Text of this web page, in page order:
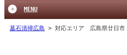
MENU
墓石清掃広島 > 対応エリア 広島県廿日市